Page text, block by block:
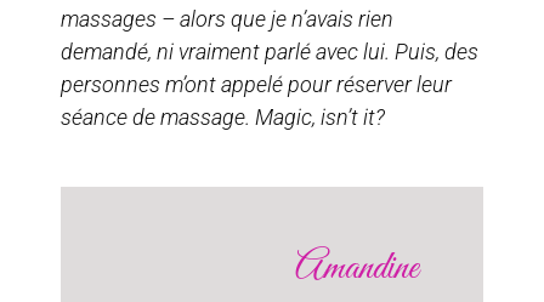
massages – alors que je n’avais rien
demandé, ni vraiment parlé avec lui. Puis, des
personnes m’ont appelé pour réserver leur
séance de massage. Magic, isn’t it?
Amandine